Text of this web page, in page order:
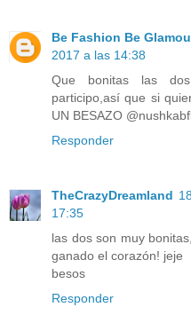
Be Fashion Be
2017 a las 14:38
Que bonitas las
participo,así que si
UN BESAZO
Responder
TheCrazyDreamland
17:35
las dos son muy
ganado el corazón! jeje
besos
Responder